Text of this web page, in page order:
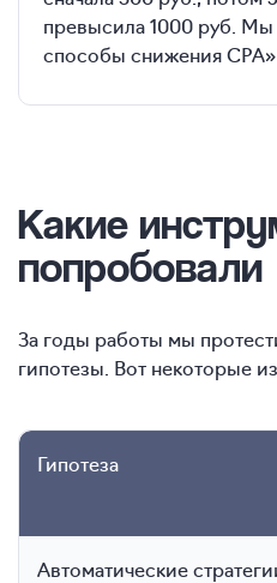
превысила 1000 руб. Мы
способы снижения CPA».
Какие
попробовали
За годы работы мы
гипотезы. Вот некоторые
Гипотеза
Автоматические